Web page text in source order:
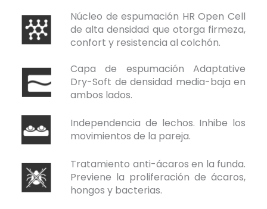
Núcleo de espumación HR Open Cell
de alta densidad que otorga firmeza,
confort y resistencia al colchón.
Capa de espumación Adaptative
Dry-Soft de densidad media-baja en
ambos lados.
Independencia de lechos. Inhibe los
movimientos de la pareja.
Tratamiento anti-ácaros en la funda.
Previene la proliferación de ácaros,
hongos y bacterias.